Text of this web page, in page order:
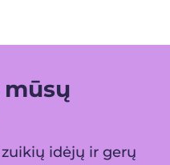
idėjų ir gerų